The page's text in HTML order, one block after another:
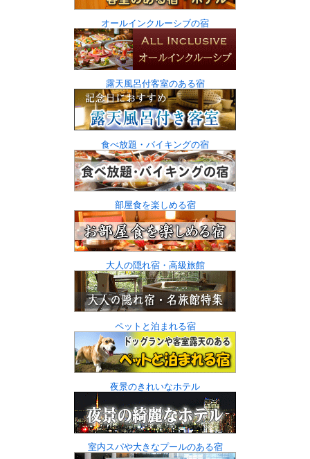
オールインクルーシブの宿
露天風呂付客室のある宿
食べ放題・バイキングの宿
部屋食を楽しめる宿
大人の隠れ宿・高級旅館
ペットと泊まれる宿
夜景のきれいなホテル
室内スパや大きなプールのある宿